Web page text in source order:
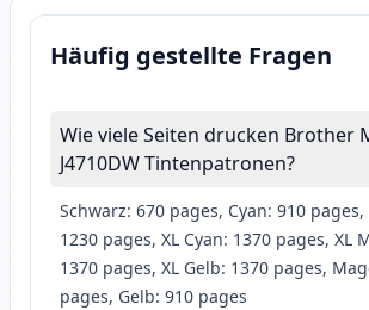
Häufig gestellte Fragen
Wie viele Seiten drucken Brother
J4710DW Tintenpatronen?
Schwarz: 670 pages, Cyan: 910 pages,
1230 pages, XL Cyan: 1370 pages, XL
1370 pages, XL Gelb: 1370 pages,
pages, Gelb: 910 pages